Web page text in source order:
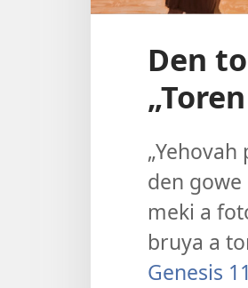
Den
den
meki a
bruya a
Genesis